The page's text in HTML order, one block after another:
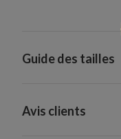
Guide des tailles
Avis clients